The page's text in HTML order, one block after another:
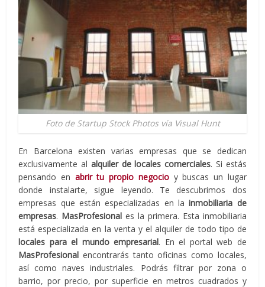
Foto de Startup Stock Photos vía Visual Hunt
En Barcelona existen varias empresas que se dedican
exclusivamente al alquiler de locales comerciales. Si estás
pensando en abrir tu propio negocio y buscas un lugar
donde instalarte, sigue leyendo. Te descubrimos dos
empresas que están especializadas en lainmobiliaria de
empresas. MasProfesional es la primera. Esta inmobiliaria
está especializada en la venta y el alquiler de todo tipo de
locales para el mundo empresarial. En el portal web de
MasProfesional encontrarás tanto oficinas como locales,
así como naves industriales. Podrás filtrar por zona o
barrio, por precio, por superficie en metros cuadrados y